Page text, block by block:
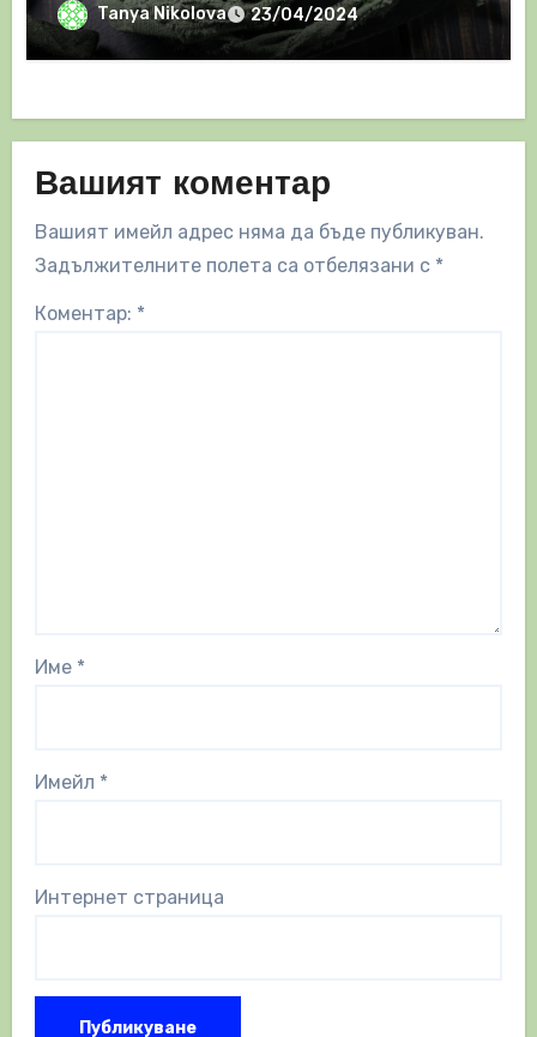
Tanya Nikolova 23/04/2024
Вашият коментар
Вашият имейл адрес няма да бъде публикуван.
Задължителните полета са отбелязани с *
Коментар: *
Име *
Имейл *
Интернет страница